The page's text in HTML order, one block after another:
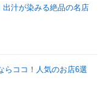
汁が染みる絶品の名店
らココ！人気のお店6選